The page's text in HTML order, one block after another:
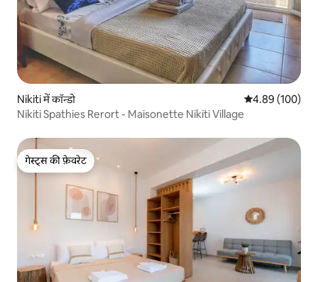
Nikiti में कॉन्डो औसत रेटिंग 5 में से
4.89 (100)
Nikiti Spathies Rerort - Maisonette Nikiti Village
गेस्ट्स की फ़ेवरेट
गेस्ट्स की फ़ेवरेट